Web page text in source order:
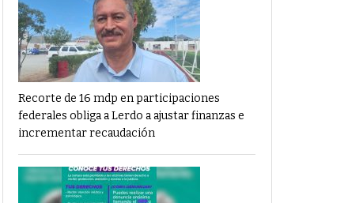
Recorte de 16 mdp en participaciones
federales obliga a Lerdo a ajustar finanzas e
incrementar recaudación